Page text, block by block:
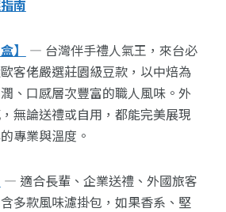
南
】
— 台灣伴手禮人氣王，來台必
客佬嚴選莊園級豆款，以中焙為
、口感層次豐富的職人風味。外
無論送禮或自用，都能完美展現
專業與溫度。
— 適合長輩、企業送禮、外國旅客
多款風味濾掛包，如果香系、堅